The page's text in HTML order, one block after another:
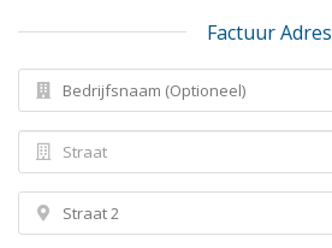
Factuur Adres